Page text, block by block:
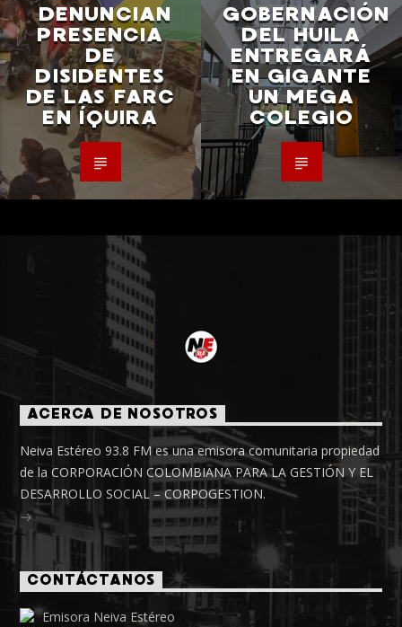
DENUNCIAN
PRESENCIA
DE
DISIDENTES
DE LAS FARC
EN ÍQUIRA
GOBERNACIÓN
DEL HUILA
ENTREGARÁ
EN GIGANTE
UN MEGA
COLEGIO
ACERCA DE NOSOTROS
Neiva Estéreo 93.8 FM es una emisora comunitaria propiedad
de la CORPORACIÓN COLOMBIANA PARA LA GESTIÓN Y EL
DESARROLLO SOCIAL – CORPOGESTION.
CONTÁCTANOS
Emisora Neiva Estéreo